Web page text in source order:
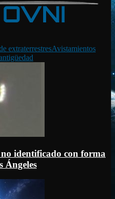
extraterrestresAvistamientos
identificado con forma
Ángeles